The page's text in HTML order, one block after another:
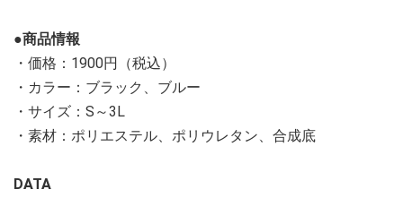
●商品情報
・価格：1900円（税込）
・カラー：ブラック、ブルー
・サイズ：S～3L
・素材：ポリエステル、ポリウレタン、合成底
DATA